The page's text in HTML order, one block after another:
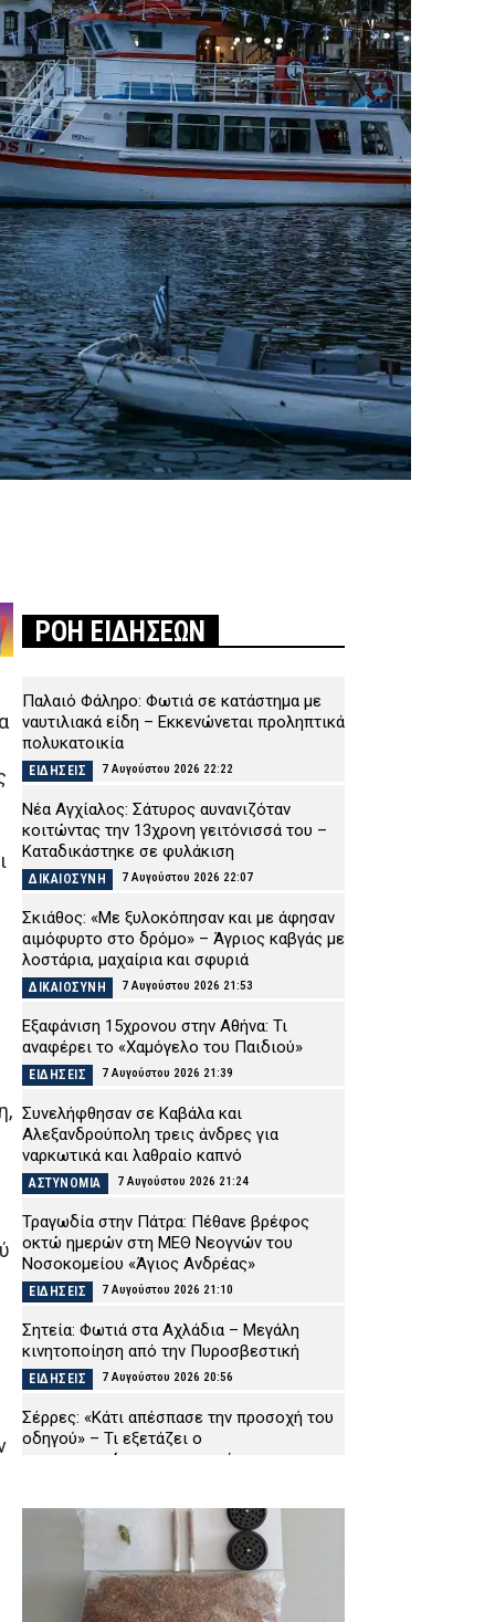
ΡΟΗ ΕΙΔΗΣΕΩΝ
Παλαιό Φάληρο: Φωτιά σε κατάστημα με
ναυτιλιακά είδη – Εκκενώνεται προληπτικά
πολυκατοικία
ΕΙΔΗΣΕΙΣ 7 Αυγούστου 2026 22:22
Νέα Αγχίαλος: Σάτυρος αυνανιζόταν
κοιτώντας την 13χρονη γειτόνισσά του –
Καταδικάστηκε σε φυλάκιση
ΔΙΚΑΙΟΣΥΝΗ 7 Αυγούστου 2026 22:07
Σκιάθος: «Με ξυλοκόπησαν και με άφησαν
αιμόφυρτο στο δρόμο» – Άγριος καβγάς με
λοστάρια, μαχαίρια και σφυριά
ΔΙΚΑΙΟΣΥΝΗ 7 Αυγούστου 2026 21:53
Εξαφάνιση 15χρονου στην Αθήνα: Τι
αναφέρει το «Χαμόγελο του Παιδιού»
ΕΙΔΗΣΕΙΣ 7 Αυγούστου 2026 21:39
Συνελήφθησαν σε Καβάλα και
Αλεξανδρούπολη τρεις άνδρες για
ναρκωτικά και λαθραίο καπνό
ΑΣΤΥΝΟΜΙΑ 7 Αυγούστου 2026 21:24
Τραγωδία στην Πάτρα: Πέθανε βρέφος
οκτώ ημερών στη ΜΕΘ Νεογνών του
Νοσοκομείου «Άγιος Ανδρέας»
ΕΙΔΗΣΕΙΣ 7 Αυγούστου 2026 21:10
Σητεία: Φωτιά στα Αχλάδια – Μεγάλη
κινητοποίηση από την Πυροσβεστική
ΕΙΔΗΣΕΙΣ 7 Αυγούστου 2026 20:56
Σέρρες: «Κάτι απέσπασε την προσοχή του
οδηγού» – Τι εξετάζει ο
πραγματογνώμονας για τα αίτια του
ΕΙΔΗΣΕΙΣ 7 Αυγούστου 2026 20:41
Εντατικοποιούνται οι έλεγχοι στις
παραλίες – Τρεις συλλήψεις και πέντε
«λουκέτα» στη Χαλκιδική
ΑΣΤΥΝΟΜΙΑ 7 Αυγούστου 2026 20:27